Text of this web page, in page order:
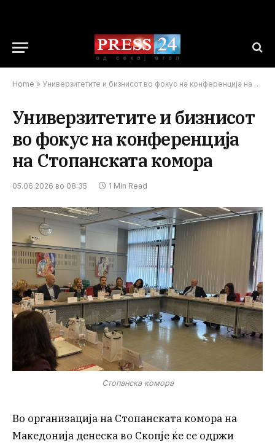
Home » Универзитетите и бизнисот во фокус на конференција на Стопанската комора
Универзитетите и бизнисот
во фокус на конференција
на Стопанската комора
05.06.2026 во 08:35 1 Min Read
Стопанска комора
Во организација на Стопанската комора на
Македонија денеска во Скопје ќе се одржи